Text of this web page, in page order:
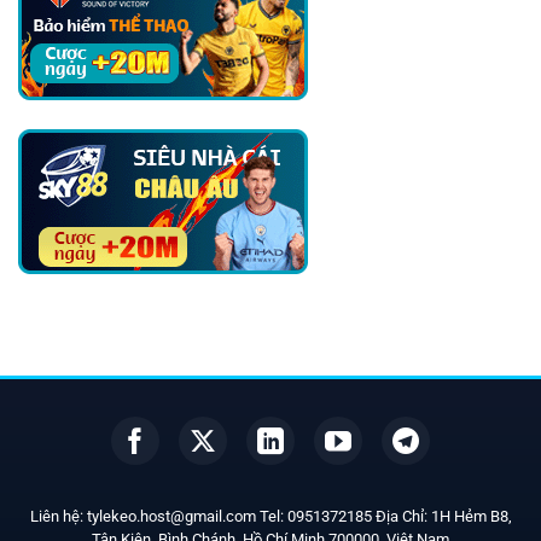
Liên hệ: tylekeo.host@gmail.comTel: 0951372185Địa Chỉ: 1H Hẻm B8,